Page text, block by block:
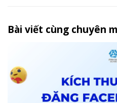
Bài viết cùng chuyên